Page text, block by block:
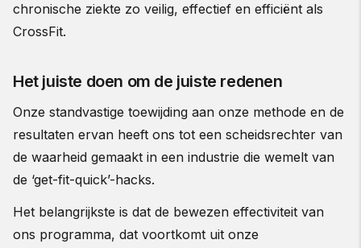
chronische ziekte zo veilig, effectief en efficiënt als
CrossFit.
Het juiste doen om de juiste redenen
Onze standvastige toewijding aan onze methode en de
resultaten ervan heeft ons tot een scheidsrechter van
de waarheid gemaakt in een industrie die wemelt van
de ‘get-fit-quick’-hacks.
Het belangrijkste is dat de bewezen effectiviteit van
ons programma, dat voortkomt uit onze